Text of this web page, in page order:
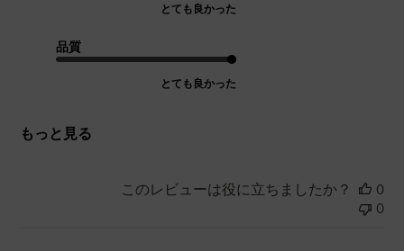
とても良かった
品質
とても良かった
もっと見る
このレビューは役に立ちましたか？
0
0